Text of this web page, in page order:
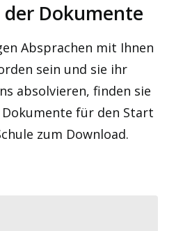
Dokumente
Absprachen mit Ihnen
sein und sie ihr
absolvieren, finden sie
für den Start
zum Download.